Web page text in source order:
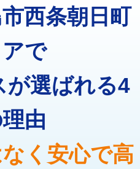
66,000円
） 38,500円
27,500円
16,500円
現場見積
+3,300円
8,800円
掃・修
11,000円
掃・修
22,000円
・修
33,000円
西条朝日町
で
が選ばれる4
由
く安心で高